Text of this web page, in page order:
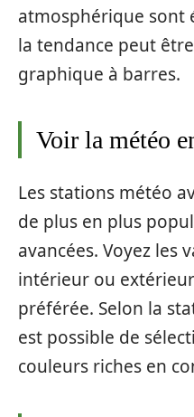
atmosphérique sont
la tendance peut
graphique à barres.
Voir la météo
Les stations météo
de plus en plus
avancées. Voyez les
intérieur ou
préférée. Selon la
est possible de
couleurs riches en